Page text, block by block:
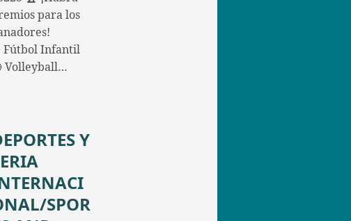
para los
Fútbol Infantil
Volleyball…
Y
SPOR